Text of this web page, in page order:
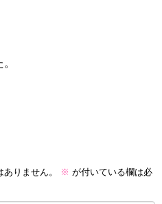
りません。 ※ が付いている欄は必